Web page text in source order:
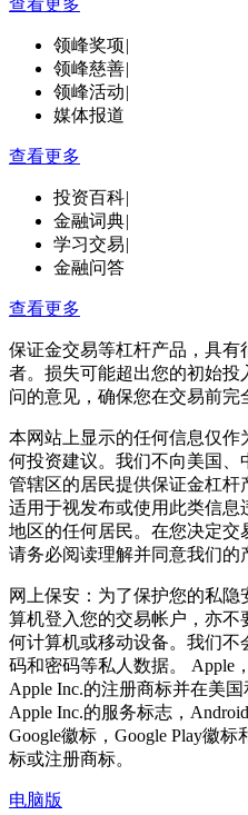
查看更多
领峰奖项|
领峰慈善|
领峰活动|
媒体报道
查看更多
投资百科|
金融词典|
学习交易|
金融问答
查看更多
保证金交易等杠杆产品，具
者。损失可能超出您的初始
问的意见，确保您在交易前完
本网站上显示的任何信息仅
何投资建议。我们不向美国
管辖区的居民提供保证金杠
适用于视发布或使用此类信
地区的任何居民。在您决定交
请务必阅读理解并同意我们的
网上保安：为了保护您的私
算机登入您的交易帐户，亦
何计算机或移动设备。我们
码和密码等私人数据。 Apple
Apple Inc.的注册商标并在美
Apple Inc.的服务标志，
Google徽标，Google Play徽标
标或注册商标。
电脑版